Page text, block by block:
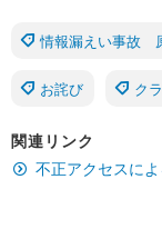
情報漏えい事故
お詫び ク
関連リンク
不正アクセスに